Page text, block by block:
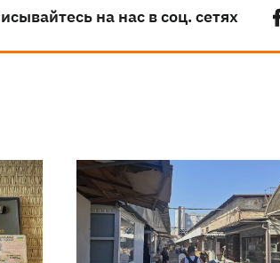
на нас в соц. сетях